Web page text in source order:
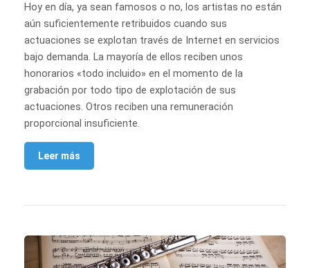
Hoy en día, ya sean famosos o no, los artistas no están
aún suficientemente retribuidos cuando sus
actuaciones se explotan través de Internet en servicios
bajo demanda. La mayoría de ellos reciben unos
honorarios «todo incluido» en el momento de la
grabación por todo tipo de explotación de sus
actuaciones. Otros reciben una remuneración
proporcional insuficiente.
Leer más